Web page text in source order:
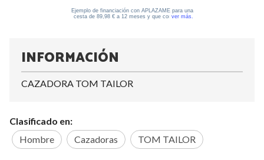
INFORMACIÓN
CAZADORA TOM TAILOR
Clasificado en:
Hombre
Cazadoras TOM TAILOR